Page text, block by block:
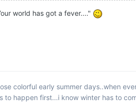
world has got a fever...."
colorful early summer days..when
to happen first...i know winter has to